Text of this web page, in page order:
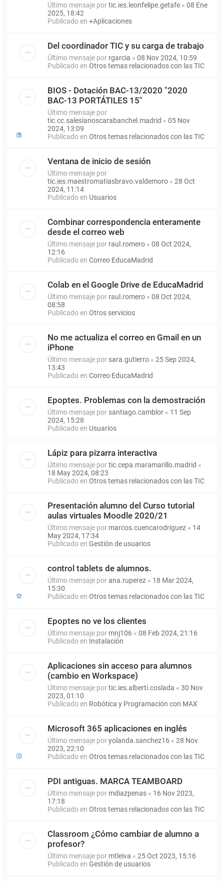
Último mensaje portic.ies.leonfelipe.getafe « 08 Ene
2025, 18:42
Publicado en +Aplicaciones
Del coordinador TIC y su carga de trabajo
Último mensaje por rgarcia « 08 Nov 2024, 10:59
Publicado en Otros temas relacionados con las TIC
BIOS - Dotación BAC-13/2020 "2020
BAC-13 PORTÁTILES 15"
Último mensaje por
tic.cc.salesianoscarabanchel.madrid « 05 Nov
2024, 13:09
Publicado en Otros temas relacionados con las TIC
Ventana de inicio de sesión
Último mensaje por
tic.ies.maestromatiasbravo.valdemoro « 28 Oct
2024, 11:14
Publicado en Usuarios
Combinar correspondencia enteramente
desde el correo web
Último mensaje por raul.romero « 08 Oct 2024,
12:16
Publicado en Correo EducaMadrid
Colab en el Google Drive de EducaMadrid
Último mensaje por raul.romero « 08 Oct 2024,
08:58
Publicado en Otros servicios
No me actualiza el correo en Gmail en un
iPhone
Último mensaje por sara.gutierro « 25 Sep 2024,
13:43
Publicado en Correo EducaMadrid
Epoptes. Problemas con la demostración
Último mensaje por santiago.camblor « 11 Sep
2024, 15:28
Publicado en Usuarios
Lápiz para pizarra interactiva
Último mensaje portic.cepa.maramarillo.madrid «
18 May 2024, 08:23
Publicado en Otros temas relacionados con las TIC
Presentación alumno del Curso tutorial
aulas virtuales Moodle 2020/21
Último mensaje por marcos.cuencarodriguez « 14
May 2024, 17:34
Publicado en Gestión de usuarios
control tablets de alumnos.
Último mensaje porana.ruperez « 18 Mar 2024,
15:30
Publicado en Otros temas relacionados con las TIC
Epoptes no ve los clientes
Último mensaje por mnj106 « 08 Feb 2024, 21:16
Publicado en Instalación
Aplicaciones sin acceso para alumnos
(cambio en Workspace)
Último mensaje portic.ies.alberti.coslada « 30 Nov
2023, 01:10
Publicado en Robótica y Programación con MAX
Microsoft 365 aplicaciones en inglés
Último mensaje poryolanda.sanchez16 « 28 Nov
2023, 22:10
Publicado en Otros temas relacionados con las TIC
PDI antiguas. MARCA TEAMBOARD
Último mensaje por mdiazpenas « 16 Nov 2023,
17:18
Publicado en Otros temas relacionados con las TIC
Classroom ¿Cómo cambiar de alumno a
profesor?
Último mensaje por mtleiva « 25 Oct 2023, 15:16
Publicado en Gestión de usuarios